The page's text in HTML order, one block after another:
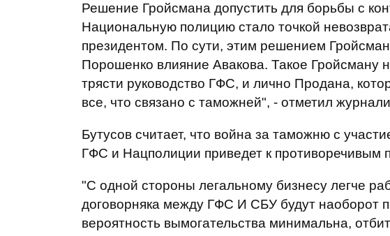
Решение Гройсмана допустить для борьбы с
Национальную полицию стало точкой
президентом. По сути, этим решением
Порошенко влияние Авакова. Такое Гройсману
трясти руководство ГФС, и лично Продана,
все, что связано с таможней", - отметил
Бутусов считает, что война за таможню с
ГФС и Нацполиции приведет к противоречивым
"С одной стороны легальному бизнесу легче
договорняка между ГФС И СБУ будут наоборот
вероятность вымогательства минимальна,